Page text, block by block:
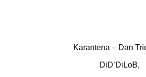
Karantena – Dan
DiD’DiLoB,